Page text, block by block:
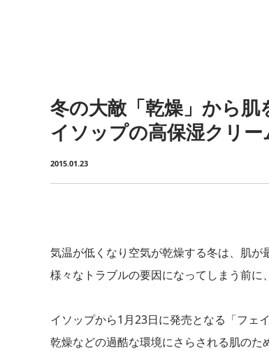
冬の大敵「乾燥」から肌
イソップの高保湿クリー
2015.01.23
気温が低くなり空気が乾燥する冬は、肌が
様々なトラブルの要因になってしまう前に
イソップから1月23日に発売となる「フェ
乾燥などの過酷な環境にさらされる肌の